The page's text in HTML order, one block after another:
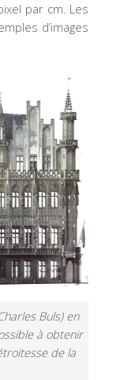
par cm. Les
d’images
Buls) en
à obtenir
de la